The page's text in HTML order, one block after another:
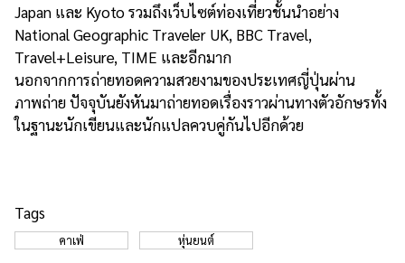
Japan และ Kyoto รวมถึงเว็บไซต์ท่องเที่ยวชั้นนำอย่าง
National Geographic Traveler UK, BBC Travel,
Travel+Leisure, TIME และอีกมาก
นอกจากการถ่ายทอดความสวยงามของประเทศญี่ปุ่นผ่าน
ภาพถ่าย ปัจจุบันยังหันมาถ่ายทอดเรื่องราวผ่านทางตัวอักษรทั้ง
ในฐานะนักเขียนและนักแปลควบคู่กันไปอีกด้วย
Tags
คาเฟ่ หุ่นยนต์